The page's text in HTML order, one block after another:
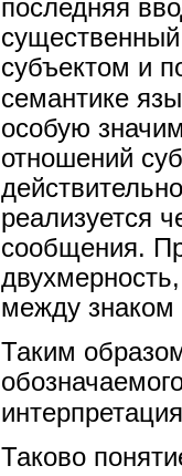
последняя
субъектом и
семантике
особую
отношений
реализуется
сообщения.
между знаком
Таким
Таково